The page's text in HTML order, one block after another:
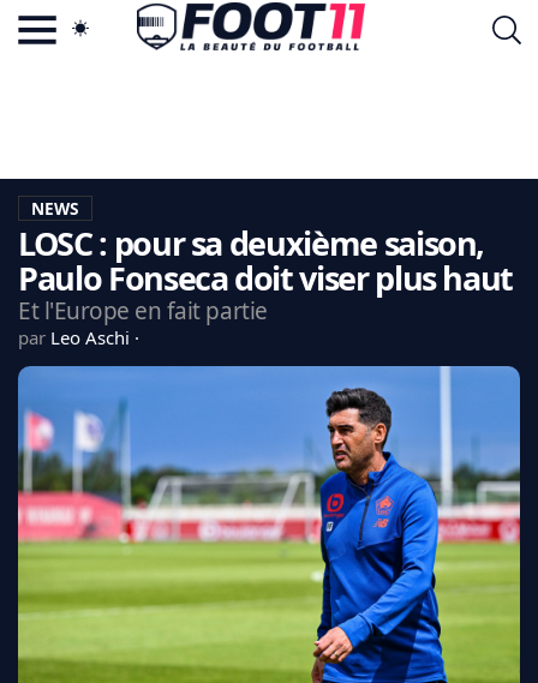
LA CHARTE
VIE PRIVÉE
CGU
CONTACTEZ-NOUS
CDM 2026
EDF
PSG
LIGUE 1
REAL MADRID
MANCHESTER UNITED
CHELSEA
ARSENAL
NEWS
LOSC : pour sa deuxième saison,
Paulo Fonseca doit viser plus haut
Et l'Europe en fait partie
par Leo Aschi